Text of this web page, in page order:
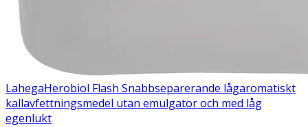
LahegaHerobiol Flash Snabbseparerande lågaromatiskt
kallavfettningsmedel utan emulgator och med låg
egenlukt